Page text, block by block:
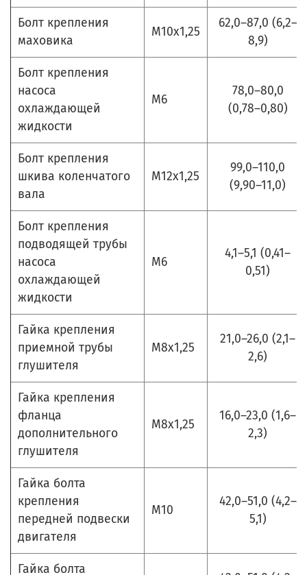
Болт крепления
маховика
М10х1,25
62,0–87,0 (6,2–
8,9)
Болт крепления
насоса
охлаждающей
жидкости
М6
78,0–80,0
(0,78–0,80)
Болт крепления
шкива коленчатого
вала
М12х1,25
99,0–110,0
(9,90–11,0)
Болт крепления
подводящей трубы
насоса
охлаждающей
жидкости
М6
4,1–5,1 (0,41–
0,51)
Гайка крепления
приемной трубы
глушителя
М8х1,25
21,0–26,0 (2,1–
2,6)
Гайка крепления
фланца
дополнительного
глушителя
М8х1,25
16,0–23,0 (1,6–
2,3)
Гайка болта
крепления
передней подвески
двигателя
М10
42,0–51,0 (4,2–
5,1)
Гайка болта